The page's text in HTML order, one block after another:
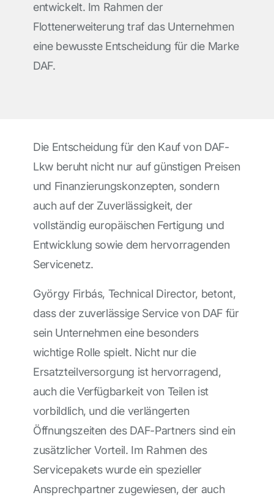
entwickelt. Im Rahmen der
Flottenerweiterung traf das Unternehmen
eine bewusste Entscheidung für die Marke
DAF.
Die Entscheidung für den Kauf von DAF-
Lkw beruht nicht nur auf günstigen Preisen
und Finanzierungskonzepten, sondern
auch auf der Zuverlässigkeit, der
vollständig europäischen Fertigung und
Entwicklung sowie dem hervorragenden
Servicenetz.
György Firbás, Technical Director, betont,
dass der zuverlässige Service von DAF für
sein Unternehmen eine besonders
wichtige Rolle spielt. Nicht nur die
Ersatzteilversorgung ist hervorragend,
auch die Verfügbarkeit von Teilen ist
vorbildlich, und die verlängerten
Öffnungszeiten des DAF-Partners sind ein
zusätzlicher Vorteil. Im Rahmen des
Servicepakets wurde ein spezieller
Ansprechpartner zugewiesen, der auch